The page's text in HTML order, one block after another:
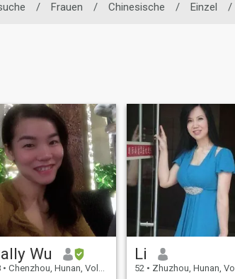
/ Frauen / Chinesische / Einzel /
Wu
• Chenzhou, Hunan, Volksrep. China
Li
52 • Zhuzhou, Hunan, Volksrep.